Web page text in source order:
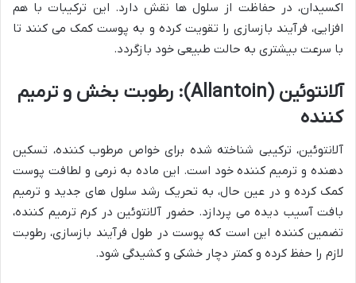
اکسیدان، در حفاظت از سلول ها نقش دارد. این ترکیبات با هم
افزایی، فرآیند بازسازی را تقویت کرده و به پوست کمک می کنند تا
با سرعت بیشتری به حالت طبیعی خود بازگردد.
آلانتوئین (Allantoin): رطوبت بخش و ترمیم
کننده
آلانتوئین، ترکیبی شناخته شده برای خواص مرطوب کننده، تسکین
دهنده و ترمیم کننده خود است. این ماده به نرمی و لطافت پوست
کمک کرده و در عین حال، به تحریک رشد سلول های جدید و ترمیم
بافت آسیب دیده می پردازد. حضور آلانتوئین در کرم ترمیم کننده،
تضمین کننده این است که پوست در طول فرآیند بازسازی، رطوبت
لازم را حفظ کرده و کمتر دچار خشکی و کشیدگی شود.